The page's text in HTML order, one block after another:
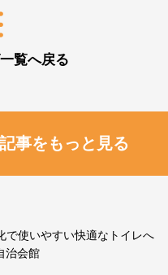
覧へ戻る
事をもっと見る
で使いやすい快適なトイレへ
治会館